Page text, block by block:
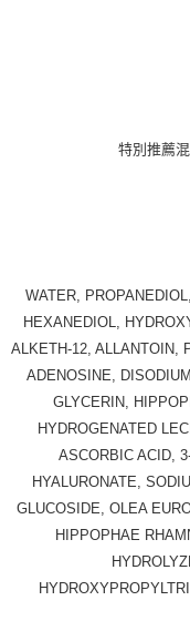
特別推薦
WATER,
HEXANEDIOL,
ALKETH-12, ALLANTOIN,
ADENOSINE,
GLYCERIN,
HYDROGENATED
ASCORBIC ACID,
HYALURONATE,
GLUCOSIDE, OLEA
HIPPOPHAE